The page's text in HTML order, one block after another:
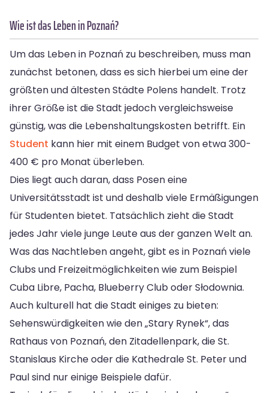
Wie ist das Leben in Poznań?
Um das Leben in Poznań zu beschreiben, muss man
zunächst betonen, dass es sich hierbei um eine der
größten und ältesten Städte Polens handelt. Trotz
ihrer Größe ist die Stadt jedoch vergleichsweise
günstig, was die Lebenshaltungskosten betrifft. Ein
Student kann hier mit einem Budget von etwa 300-
400 € pro Monat überleben.
Dies liegt auch daran, dass Posen eine
Universitätsstadt ist und deshalb viele Ermäßigungen
für Studenten bietet. Tatsächlich zieht die Stadt
jedes Jahr viele junge Leute aus der ganzen Welt an.
Was das Nachtleben angeht, gibt es in Poznań viele
Clubs und Freizeitmöglichkeiten wie zum Beispiel
Cuba Libre, Pacha, Blueberry Club oder Słodownia.
Auch kulturell hat die Stadt einiges zu bieten:
Sehenswürdigkeiten wie den „Stary Rynek“, das
Rathaus von Poznań, den Zitadellenpark, die St.
Stanislaus Kirche oder die Kathedrale St. Peter und
Paul sind nur einige Beispiele dafür.